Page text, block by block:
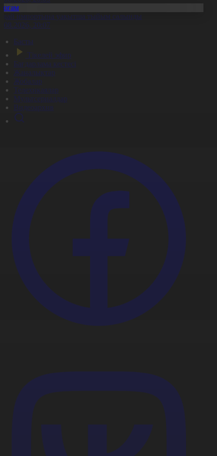
импортына уақытша тыйым салынды
20:07
Басты
Тікелей эфир
Бағдарлама кестесі
Жаңалықтар
Жобалар
Телехикаялар
Мультсериалдар
Видеоархив